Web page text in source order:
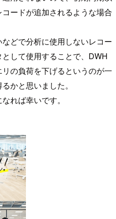
ードが追加されるような場合
どで分析に使用しないレコー
して使用することで、DWH
の負荷を下げるというのが一
かと思いました。
れば幸いです。